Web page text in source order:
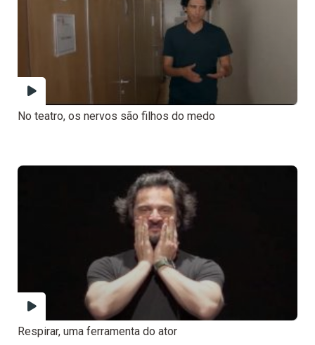
No teatro, os nervos são filhos do medo
Respirar, uma ferramenta do ator